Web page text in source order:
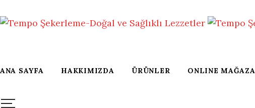
ANA SAYFA HAKKIMIZDA ÜRÜNLER ONLINE MAĞAZA